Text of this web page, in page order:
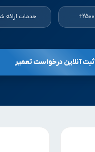
خدمات ارائه شده: 40
ثبت آنلاین درخواست تعمیر